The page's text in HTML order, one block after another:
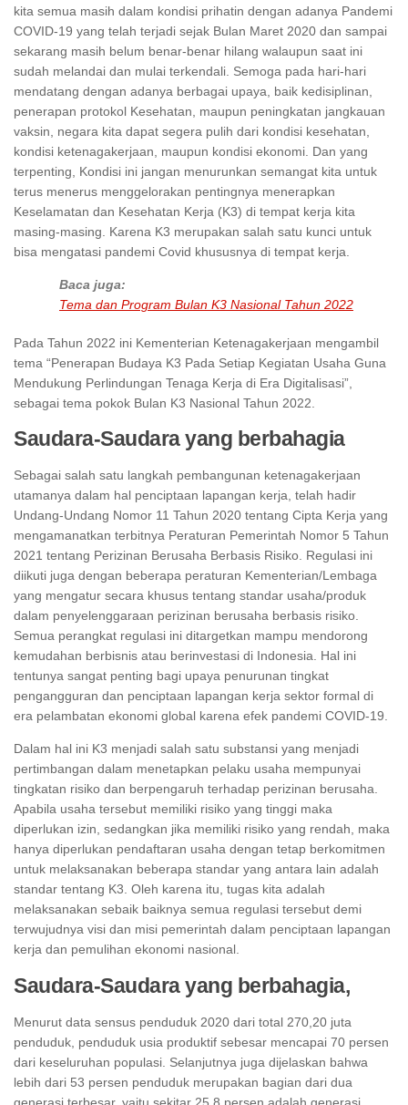
kita semua masih dalam kondisi prihatin dengan adanya Pandemi
COVID-19 yang telah terjadi sejak Bulan Maret 2020 dan sampai
sekarang masih belum benar-benar hilang walaupun saat ini
sudah melandai dan mulai terkendali. Semoga pada hari-hari
mendatang dengan adanya berbagai upaya, baik kedisiplinan,
penerapan protokol Kesehatan, maupun peningkatan jangkauan
vaksin, negara kita dapat segera pulih dari kondisi kesehatan,
kondisi ketenagakerjaan, maupun kondisi ekonomi. Dan yang
terpenting, Kondisi ini jangan menurunkan semangat kita untuk
terus menerus menggelorakan pentingnya menerapkan
Keselamatan dan Kesehatan Kerja (K3) di tempat kerja kita
masing-masing. Karena K3 merupakan salah satu kunci untuk
bisa mengatasi pandemi Covid khususnya di tempat kerja.
Baca juga:
Tema dan Program Bulan K3 Nasional Tahun 2022
Pada Tahun 2022 ini Kementerian Ketenagakerjaan mengambil
tema “Penerapan Budaya K3 Pada Setiap Kegiatan Usaha Guna
Mendukung Perlindungan Tenaga Kerja di Era Digitalisasi”,
sebagai tema pokok Bulan K3 Nasional Tahun 2022.
Saudara-Saudara yang berbahagia
Sebagai salah satu langkah pembangunan ketenagakerjaan
utamanya dalam hal penciptaan lapangan kerja, telah hadir
Undang-Undang Nomor 11 Tahun 2020 tentang Cipta Kerja yang
mengamanatkan terbitnya Peraturan Pemerintah Nomor 5 Tahun
2021 tentang Perizinan Berusaha Berbasis Risiko. Regulasi ini
diikuti juga dengan beberapa peraturan Kementerian/Lembaga
yang mengatur secara khusus tentang standar usaha/produk
dalam penyelenggaraan perizinan berusaha berbasis risiko.
Semua perangkat regulasi ini ditargetkan mampu mendorong
kemudahan berbisnis atau berinvestasi di Indonesia. Hal ini
tentunya sangat penting bagi upaya penurunan tingkat
pengangguran dan penciptaan lapangan kerja sektor formal di
era pelambatan ekonomi global karena efek pandemi COVID-19.
Dalam hal ini K3 menjadi salah satu substansi yang menjadi
pertimbangan dalam menetapkan pelaku usaha mempunyai
tingkatan risiko dan berpengaruh terhadap perizinan berusaha.
Apabila usaha tersebut memiliki risiko yang tinggi maka
diperlukan izin, sedangkan jika memiliki risiko yang rendah, maka
hanya diperlukan pendaftaran usaha dengan tetap berkomitmen
untuk melaksanakan beberapa standar yang antara lain adalah
standar tentang K3. Oleh karena itu, tugas kita adalah
melaksanakan sebaik­ baiknya semua regulasi tersebut demi
terwujudnya visi dan misi pemerintah dalam penciptaan lapangan
kerja dan pemulihan ekonomi nasional.
Saudara-Saudara yang berbahagia,
Menurut data sensus penduduk 2020 dari total 270,20 juta
penduduk, penduduk usia produktif sebesar mencapai 70 persen
dari keseluruhan populasi. Selanjutnya juga dijelaskan bahwa
lebih dari 53 persen penduduk merupakan bagian dari dua
generasi terbesar, yaitu sekitar 25,8 persen adalah generasi